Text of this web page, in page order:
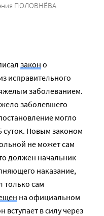
ПОЛОВНЁВА
законо
исправительного
заболеванием.
заболевшего
могло
суток. Новым законом
не может сам
должен начальник
наказание,
только сам
на официальном
вступает в силу через